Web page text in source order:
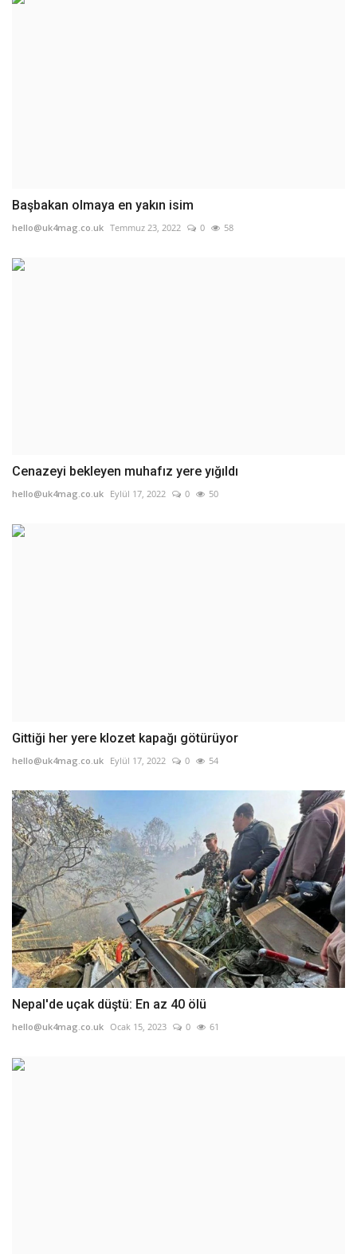
Başbakan olmaya en yakın isim
hello@uk4mag.co.uk Temmuz 23, 2022 0 58
Cenazeyi bekleyen muhafız yere yığıldı
hello@uk4mag.co.uk Eylül 17, 2022 0 50
Gittiği her yere klozet kapağı götürüyor
hello@uk4mag.co.uk Eylül 17, 2022 0 54
Nepal'de uçak düştü: En az 40 ölü
hello@uk4mag.co.uk Ocak 15, 2023 0 61